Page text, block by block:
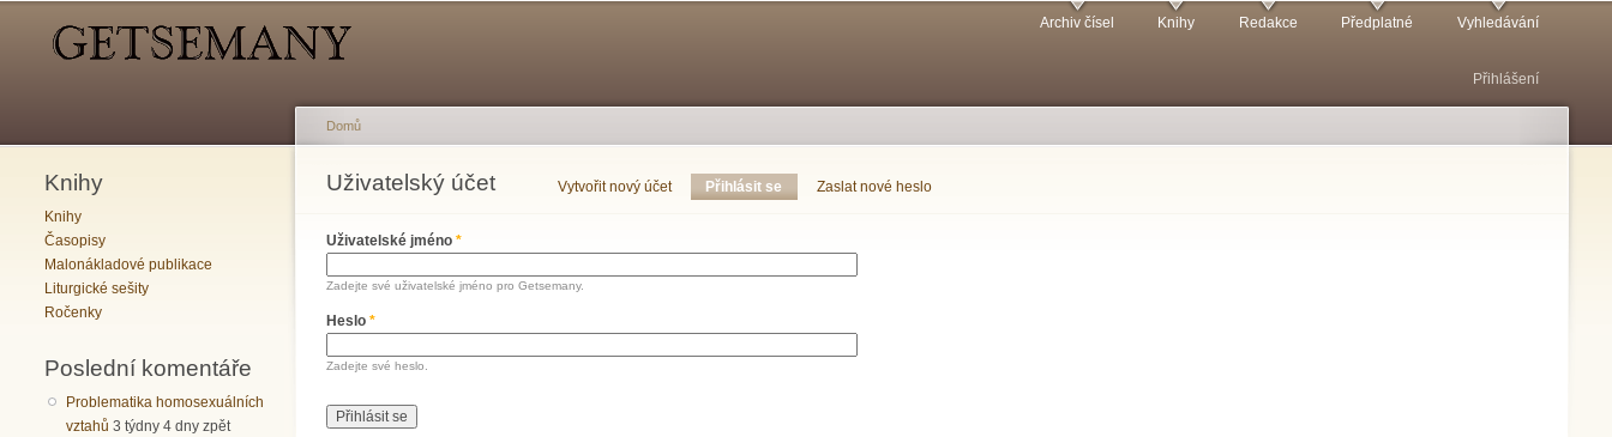
Archiv čísel Knihy Redakce Předplatné Vyhledávání
Přihlášení
Knihy
Knihy
Časopisy
Malonákladové publikace
Liturgické sešity
Ročenky
Poslední komentáře
Problematika homosexuálních
vztahů 3 týdny 4 dny zpět
Jste zde
Domů
Uživatelský účet
Hlavní záložky Vytvořit nový účet Přihlásit se (aktivní záložka)
Zaslat nové heslo
Uživatelské jméno *
Zadejte své uživatelské jméno pro Getsemany.
Heslo *
Zadejte své heslo.